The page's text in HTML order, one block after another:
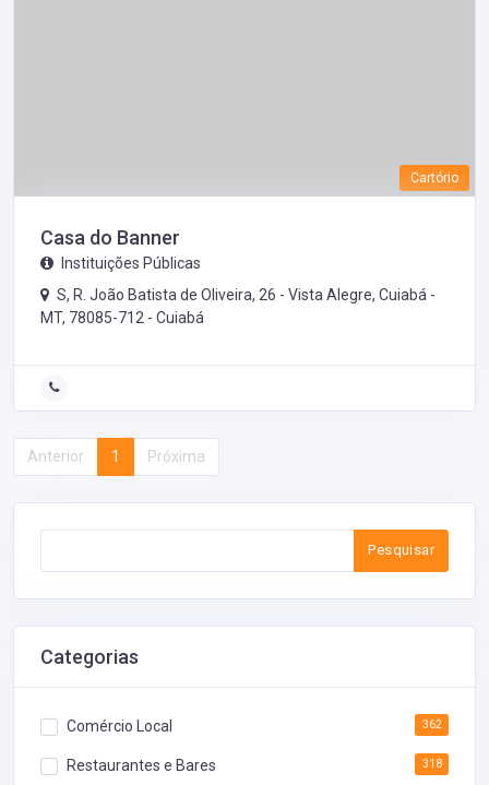
Cartório
Casa do Banner
Instituições Públicas
S, R. João Batista de Oliveira, 26 - Vista Alegre, Cuiabá -
MT, 78085-712 - Cuiabá
Anterior 1 Próxima
Pesquisar
Categorias
Comércio Local 362
Restaurantes e Bares 318